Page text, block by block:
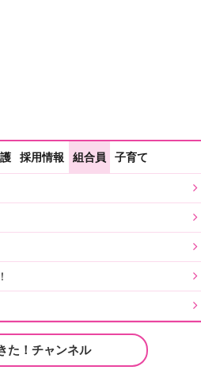
採用情報 組合員 子育て
た！チャンネル